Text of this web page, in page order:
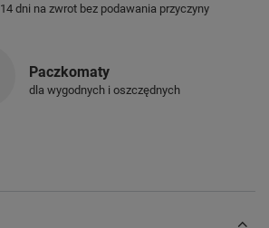
14 dni na zwrot bez podawania przyczyny
Paczkomaty
dla wygodnych i oszczędnych